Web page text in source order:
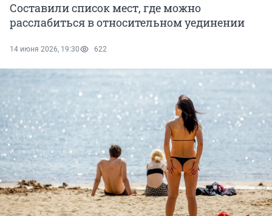
Составили список мест, где можно
расслабиться в относительном уединении
14 июня 2026, 19:30 622